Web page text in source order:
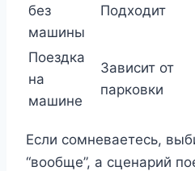
без
машины
Подходит
Поездка
на
машине
Зависит от
парковки
Если сомневаетесь,
“вообще”, а сценарий